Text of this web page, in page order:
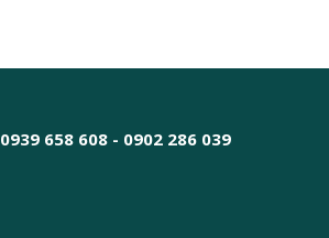
0939 658 608 - 0902 286 039